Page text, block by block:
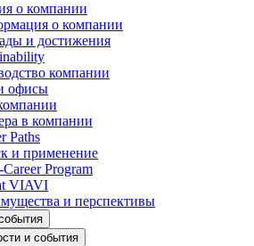
о компании
о компании
и достижения
компании
офисы
в компании
Paths
и применение
Program
VIAVI
и перспективы
и события